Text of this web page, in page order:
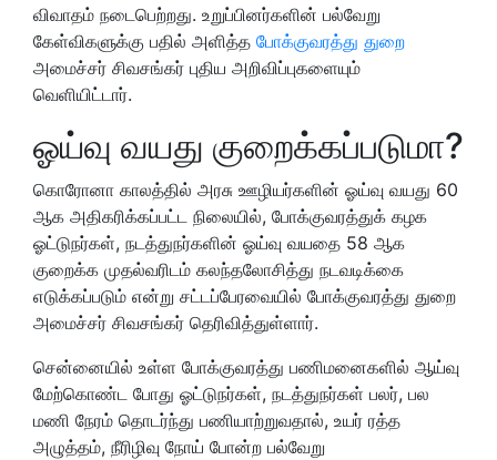
விவாதம் நடைபெற்றது. உறுப்பினர்களின் பல்வேறு
கேள்விகளுக்கு பதில் அளித்த போக்குவரத்து துறை
அமைச்சர் சிவசங்கர் புதிய அறிவிப்புகளையும்
வெளியிட்டார்.
ஓய்வு வயது குறைக்கப்படுமா?
கொரோனா காலத்தில் அரசு ஊழியர்களின் ஓய்வு வயது 60
ஆக அதிகரிக்கப்பட்ட நிலையில், போக்குவரத்துக் கழக
ஓட்டுநர்கள், நடத்துநர்களின் ஓய்வு வயதை 58 ஆக
குறைக்க முதல்வரிடம் கலந்தலோசித்து நடவடிக்கை
எடுக்கப்படும் என்று சட்டப்பேரவையில் போக்குவரத்து துறை
அமைச்சர் சிவசங்கர் தெரிவித்துள்ளார்.
சென்னையில் உள்ள போக்குவரத்து பணிமனைகளில் ஆய்வு
மேற்கொண்ட போது ஓட்டுநர்கள், நடத்துநர்கள் பலர், பல
மணி நேரம் தொடர்ந்து பணியாற்றுவதால், உயர் ரத்த
அழுத்தம், நீரிழிவு நோய் போன்ற பல்வேறு